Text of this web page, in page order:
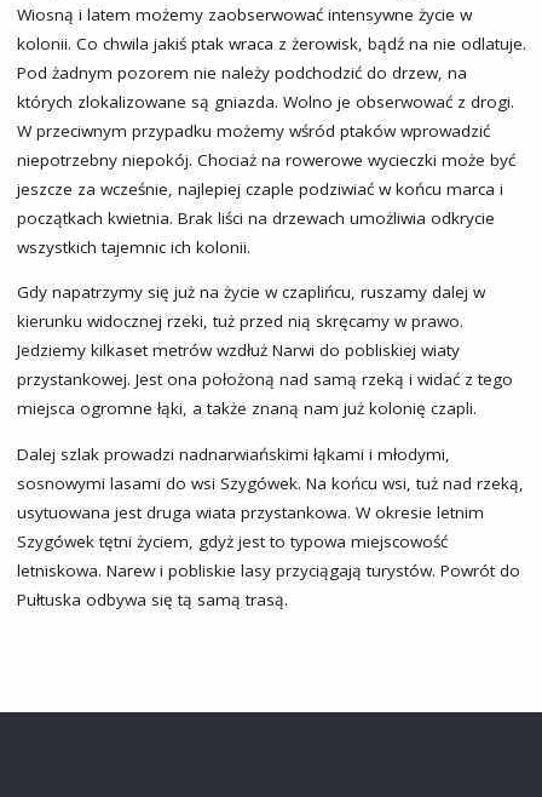
Wiosną i latem możemy zaobserwować intensywne życie w
kolonii. Co chwila jakiś ptak wraca z żerowisk, bądź na nie odlatuje.
Pod żadnym pozorem nie należy podchodzić do drzew, na
których zlokalizowane są gniazda. Wolno je obserwować z drogi.
W przeciwnym przypadku możemy wśród ptaków wprowadzić
niepotrzebny niepokój. Chociaż na rowerowe wycieczki może być
jeszcze za wcześnie, najlepiej czaple podziwiać w końcu marca i
początkach kwietnia. Brak liści na drzewach umożliwia odkrycie
wszystkich tajemnic ich kolonii.
Gdy napatrzymy się już na życie w czaplińcu, ruszamy dalej w
kierunku widocznej rzeki, tuż przed nią skręcamy w prawo.
Jedziemy kilkaset metrów wzdłuż Narwi do pobliskiej wiaty
przystankowej. Jest ona położoną nad samą rzeką i widać z tego
miejsca ogromne łąki, a także znaną nam już kolonię czapli.
Dalej szlak prowadzi nadnarwiańskimi łąkami i młodymi,
sosnowymi lasami do wsi Szygówek. Na końcu wsi, tuż nad rzeką,
usytuowana jest druga wiata przystankowa. W okresie letnim
Szygówek tętni życiem, gdyż jest to typowa miejscowość
letniskowa. Narew i pobliskie lasy przyciągają turystów. Powrót do
Pułtuska odbywa się tą samą trasą.